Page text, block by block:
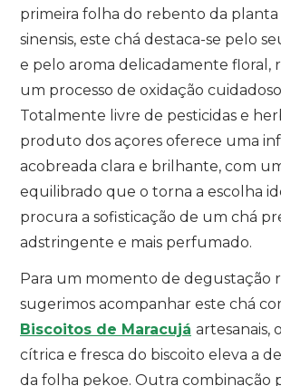
primeira folha do rebento da planta
sinensis, este chá destaca-se pelo
e pelo aroma delicadamente floral,
um processo de oxidação
Totalmente livre de pesticidas e
produto dos açores oferece uma
acobreada clara e brilhante, com
equilibrado que o torna a escolha
procura a sofisticação de um chá
adstringente e mais perfumado.
Para um momento de degustação
sugerimos acompanhar este chá
Biscoitos de Maracujá artesanais,
cítrica e fresca do biscoito eleva a
da folha pekoe. Outra combinação